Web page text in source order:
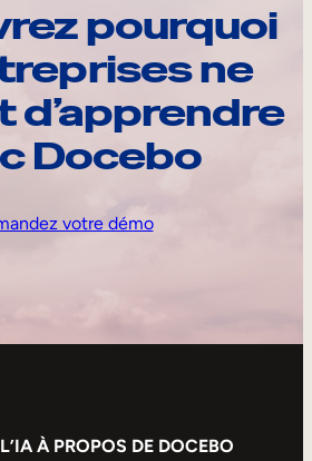
pourquoi
ne
d’apprendre
Docebo
votre démo
À PROPOS DE DOCEBO